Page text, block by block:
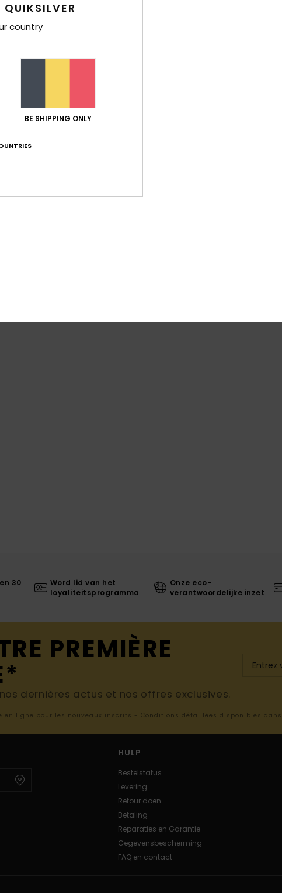
30
Word lid van het
loyaliteitsprogramma
Onze eco-
verantwoordelijke inzet
PREMIÈRE
dernières actus et nos offres exclusives.
en ligne pour les nouveaux inscrits - Conditions détaillées disponibles
HULP
Bestelstatus
Levering
Retour doen
Betaling
Reparaties en Garantie
Gegevensbescherming
FAQ en contact
country
BE SHIPPING ONLY